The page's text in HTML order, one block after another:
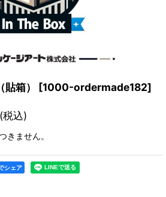
箱） [1000-ordermade182]
(税込)
きません。
シェア